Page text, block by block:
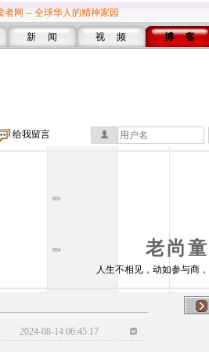
者网 -- 全球华人的精神家园
新 闻 视 频 博 客
给我留言
老尚
人生不相见，动如参与商
2024-08-14 06:45:17